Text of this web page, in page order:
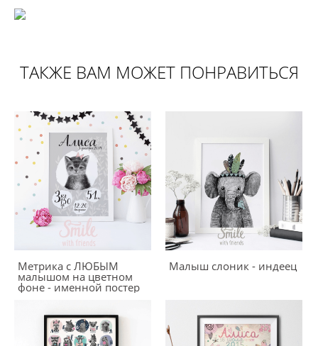
ТАКЖЕ ВАМ МОЖЕТ ПОНРАВИТЬСЯ
Метрика с ЛЮБЫМ
малышом на цветном
фоне - именной постер
Малыш слоник - индеец